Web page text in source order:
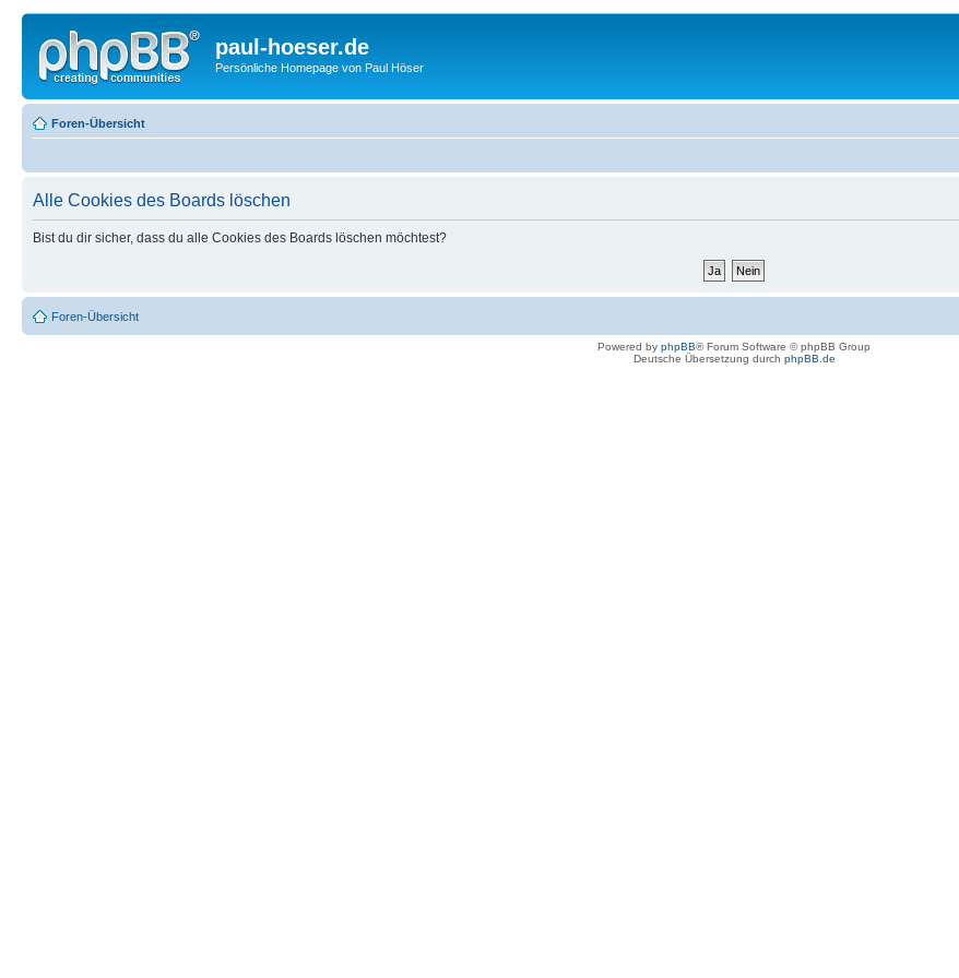
paul-hoeser.de
Persönliche Homepage von Paul Höser
Foren-Übersicht
Alle Cookies des Boards löschen
Bist du dir sicher, dass du alle Cookies des Boards löschen möchtest?
Foren-Übersicht
Powered by phpBB® Forum Software © phpBB Group
Deutsche Übersetzung durch phpBB.de